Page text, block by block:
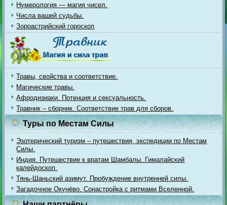
Нумерология — магия чисел.
Числа вашей судьбы.
Зороастрийский гороскоп
Травы, свойства и соответствие.
Магические травы.
Афродизиаки. Потенция и сексуальность.
Травник – сборник. Соответствие трав для сборов.
Туры по Местам Силы
Эзотерический туризм – путешествия, экспедиции по Местам
Силы.
Индия. Путешествие к вратам Шамбалы. Гималайский
калейдоскоп.
Тянь-Шаньский азимут. Пробуждение внутренней силы.
Загадочное Окунёво. Сонастройка с ритмами Вселенной.